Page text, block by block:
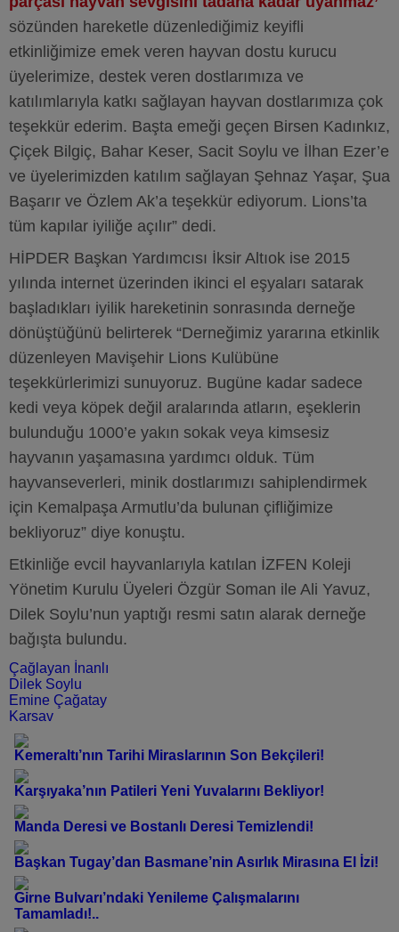
sözünden hareketle düzenlediğimiz keyifli
etkinliğimize emek veren hayvan dostu kurucu
üyelerimize, destek veren dostlarımıza ve
katılımlarıyla katkı sağlayan hayvan dostlarımıza çok
teşekkür ederim. Başta emeği geçen Birsen Kadınkız,
Çiçek Bilgiç, Bahar Keser, Sacit Soylu ve İlhan Ezer’e
ve üyelerimizden katılım sağlayan Şehnaz Yaşar, Şua
Başarır ve Özlem Ak’a teşekkür ediyorum. Lions’ta
tüm kapılar iyiliğe açılır” dedi.
HİPDER Başkan Yardımcısı İksir Altıok ise 2015
yılında internet üzerinden ikinci el eşyaları satarak
başladıkları iyilik hareketinin sonrasında derneğe
dönüştüğünü belirterek “Derneğimiz yararına etkinlik
düzenleyen Mavişehir Lions Kulübüne
teşekkürlerimizi sunuyoruz. Bugüne kadar sadece
kedi veya köpek değil aralarında atların, eşeklerin
bulunduğu 1000’e yakın sokak veya kimsesiz
hayvanın yaşamasına yardımcı olduk. Tüm
hayvanseverleri, minik dostlarımızı sahiplendirmek
için Kemalpaşa Armutlu’da bulunan çifliğimize
bekliyoruz” diye konuştu.
Etkinliğe evcil hayvanlarıyla katılan İZFEN Koleji
Yönetim Kurulu Üyeleri Özgür Soman ile Ali Yavuz,
Dilek Soylu’nun yaptığı resmi satın alarak derneğe
bağışta bulundu.
Çağlayan İnanlı
Dilek Soylu
Emine Çağatay
Karsav
Kemeraltı’nın Tarihi Miraslarının Son Bekçileri!
Karşıyaka’nın Patileri Yeni Yuvalarını Bekliyor!
Manda Deresi ve Bostanlı Deresi Temizlendi!
Başkan Tugay’dan Basmane’nin Asırlık Mirasına El İzi!
Girne Bulvarı’ndaki Yenileme Çalışmalarını
Tamamladı!..